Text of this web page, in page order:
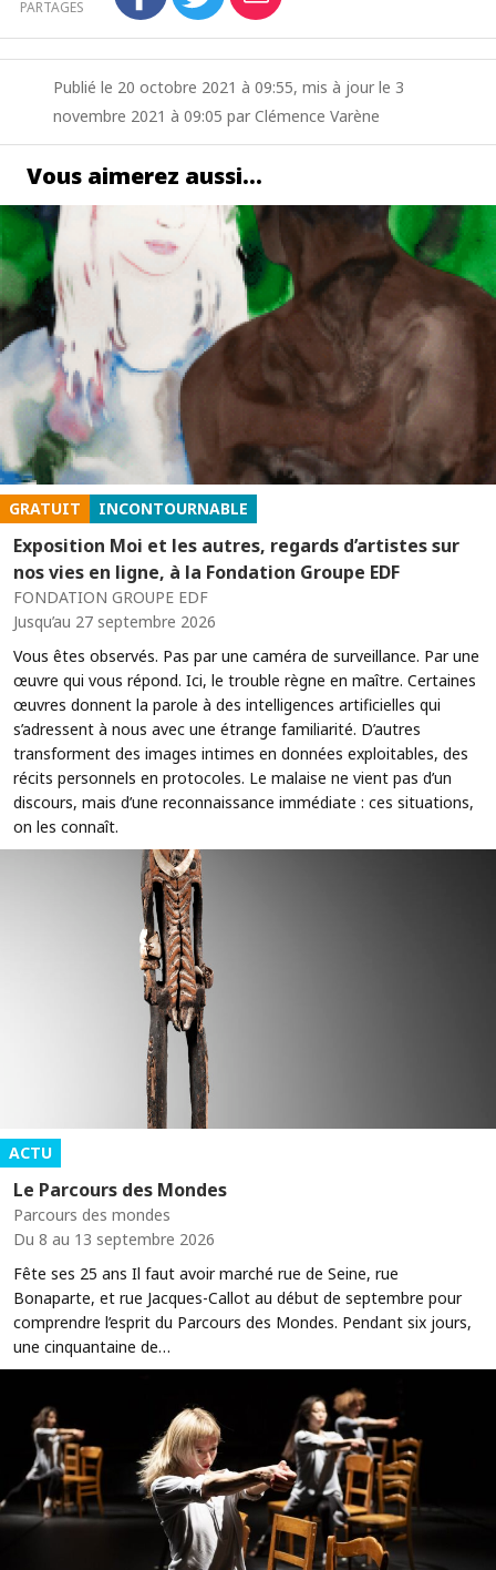
PARTAGES
Publié le 20 octobre 2021 à 09:55, mis à jour le 3
novembre 2021 à 09:05 par Clémence Varène
Vous aimerez aussi…
GRATUIT INCONTOURNABLE
Exposition Moi et les autres, regards d’artistes sur
nos vies en ligne, à la Fondation Groupe EDF
FONDATION GROUPE EDF
Jusqu’au 27 septembre 2026
Vous êtes observés. Pas par une caméra de surveillance. Par une
œuvre qui vous répond. Ici, le trouble règne en maître. Certaines
œuvres donnent la parole à des intelligences artificielles qui
s’adressent à nous avec une étrange familiarité. D’autres
transforment des images intimes en données exploitables, des
récits personnels en protocoles. Le malaise ne vient pas d’un
discours, mais d’une reconnaissance immédiate : ces situations,
on les connaît.
ACTU
Le Parcours des Mondes
Parcours des mondes
Du 8 au 13 septembre 2026
Fête ses 25 ans Il faut avoir marché rue de Seine, rue
Bonaparte, et rue Jacques-Callot au début de septembre pour
comprendre l’esprit du Parcours des Mondes. Pendant six jours,
une cinquantaine de…